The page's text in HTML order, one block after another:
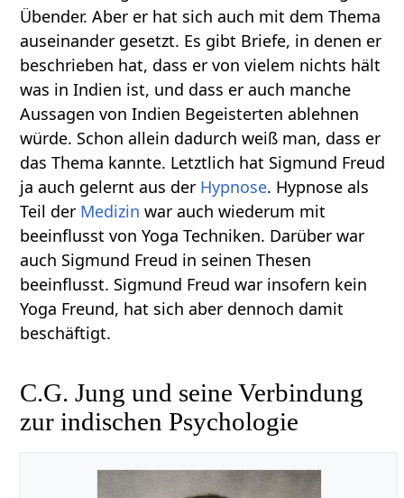
Übender. Aber er hat sich auch mit dem Thema
auseinander gesetzt. Es gibt Briefe, in denen er
beschrieben hat, dass er von vielem nichts hält
was in Indien ist, und dass er auch manche
Aussagen von Indien Begeisterten ablehnen
würde. Schon allein dadurch weiß man, dass er
das Thema kannte. Letztlich hat Sigmund Freud
ja auch gelernt aus der Hypnose. Hypnose als
Teil der Medizin war auch wiederum mit
beeinflusst von Yoga Techniken. Darüber war
auch Sigmund Freud in seinen Thesen
beeinflusst. Sigmund Freud war insofern kein
Yoga Freund, hat sich aber dennoch damit
beschäftigt.
C.G. Jung und seine Verbindung
zur indischen Psychologie